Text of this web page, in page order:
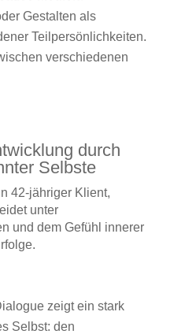
Gestalten als
Teilpersönlichkeiten.
verschiedenen
durch
Selbste
42-jähriger Klient,
unter
und dem Gefühl innerer
zeigt ein stark
Selbst: den